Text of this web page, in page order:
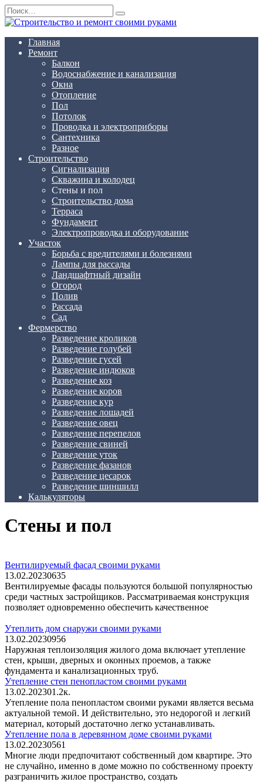
Перейти
к
содержанию
Search
for:
Главная
Ремонт
Балкон
Водоснабжение и канализация
Окна
Отопление
Пол
Потолок
Проводка и электроприборы
Сантехника
Разное
Строительство
Сигнализация
Скважина и колодец
Стены и пол
Строительство дома
Терраса
Фундамент
Электропроводка и оборудование
Участок
Борьба с вредителями и болезнями
Лампы для рассады
Ландшафтный дизайн
Огород
Полив
Рассада
Сад
Фермерство
Разведение кроликов
Разведение голубей
Разведение гусей
Разведение индюков
Разведение коз
Разведение коров
Разведение кур
Разведение лошадей
Разведение овец
Разведение перепелов
Разведение свиней
Разведение уток
Разведение фазанов
Разведение цесарок
Разведение шиншилл
Калькуляторы
Стены и пол
Вентилируемый фасад своими руками
13.02.20230635
Вентилируемые фасады пользуются большой популярностью
среди частных застройщиков. Рассматриваемая конструкция
позволяет одновременно обеспечить качественное
Утеплить дом снаружи своими руками
13.02.20230956
Наружная теплоизоляция жилого дома включает утепление
стен, крыши, дверных и оконных проемов, а также
фундамента и канализационных труб.
Утепление стен пенопластом своими руками
13.02.202301.2к.
Утепление пола пенопластом своими руками является весьма
актуальной темой. И действительно, это недорогой и легкий
материал, который достаточно легко устанавливать.
Утепление пола в деревянном доме своими руками
13.02.20230561
Многие люди предпочитают собственный дом квартире. Это
не случайно, именно в доме можно по собственному проекту
разграничить жилое пространство, создать